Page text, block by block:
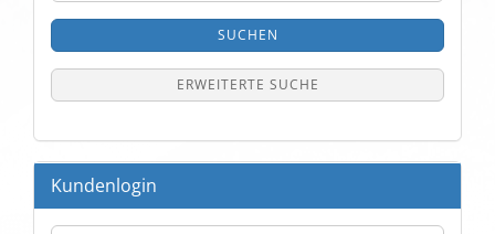
SUCHEN
ERWEITERTE SUCHE
Kundenlogin